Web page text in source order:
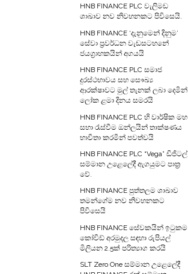
HNB FINANCE PLC වැලිමඩ
ශාඛාව නව නිවහනකට පිවිසෙයි.
HNB FINANCE ‘දැනුමෙන් දිනුම’
සේවා ප‍්‍රවර්ධන වැඩසටහනේ
ජයග‍්‍රාහකයින් අගයයි
HNB FINANCE PLC සමාජ
දුරස්ථභාවය සහ සෞඛ්‍ය
ආරක්ෂාවට මුල් තැනක් ලබා දෙමින්
ලෝක ළමා දිනය සමරයි
HNB FINANCE PLC හි වාර්ෂික මහ
සභා රැස්වීම ඔන්ලයින් තාක්ෂණය
භාවිතා කරමින් පවත්වයි
HNB FINANCE PLC “Vega” ඩිජිටල්
සම්මාන උළෙලේදී ඇගයුමට පාත්‍ර
වේ.
HNB FINANCE පුත්තලම ශාඛාව
තමන්ගේම නව නිවහනකට
පිවිසෙයි
HNB FINANCE සේවකයින් ඉටුකම
කෝවිඩ් අරමුදල සඳහා රුපියල්
මිලියන 2.5ක් පරිත්‍යාග කරයි
SLT Zero One සම්මාන උළෙලේදී